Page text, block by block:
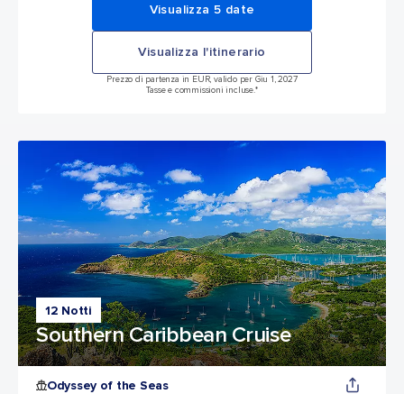
Visualizza 5 date
Visualizza l'itinerario
Prezzo di partenza in EUR, valido per Giu 1, 2027
Tasse e commissioni incluse.*
12 Notti
Southern Caribbean Cruise
Odyssey of the Seas